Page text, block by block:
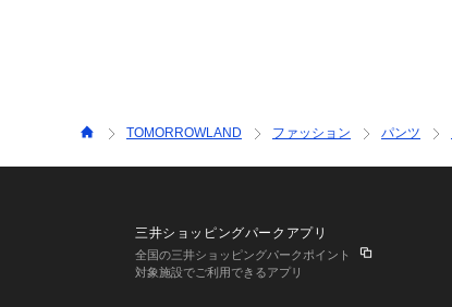
TOMORROWLAND ファッション パンツ
三井ショッピングパークアプリ
全国の三井ショッピングパークポイント
対象施設でご利用できるアプリ